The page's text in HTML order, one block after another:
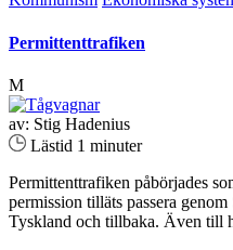
Permittenttrafiken
M
av: Stig Hadenius
Lästid 1 minuter
Permittenttrafiken påbörjades
permission tilläts passera
Tyskland och tillbaka. Även till